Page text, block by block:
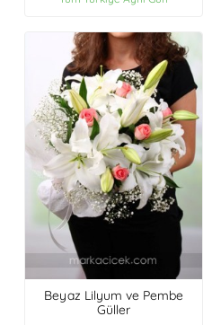
Beyaz Lilyum ve Pembe
Güller